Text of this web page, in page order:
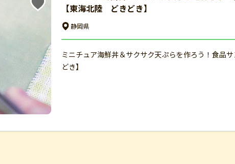
【東海北陸 どきどき】
静岡県
ミニチュア海鮮丼＆サクサク天ぷらを作ろう！食品
どき】